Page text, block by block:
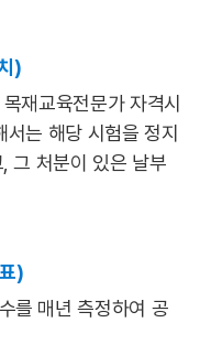
)
재교육전문가 자격시
는 해당 시험을 정지
그 처분이 있은 날부
)
를 매년 측정하여 공